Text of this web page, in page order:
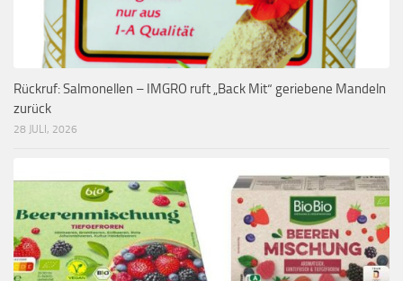
Rückruf: Salmonellen – IMGRO ruft „Back Mit“ geriebene Mandeln
zurück
28 JULI, 2026